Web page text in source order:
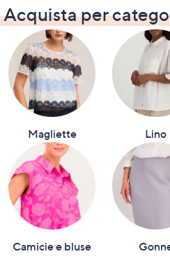
Acquista per
Magliette Lino
Camicie e bluse